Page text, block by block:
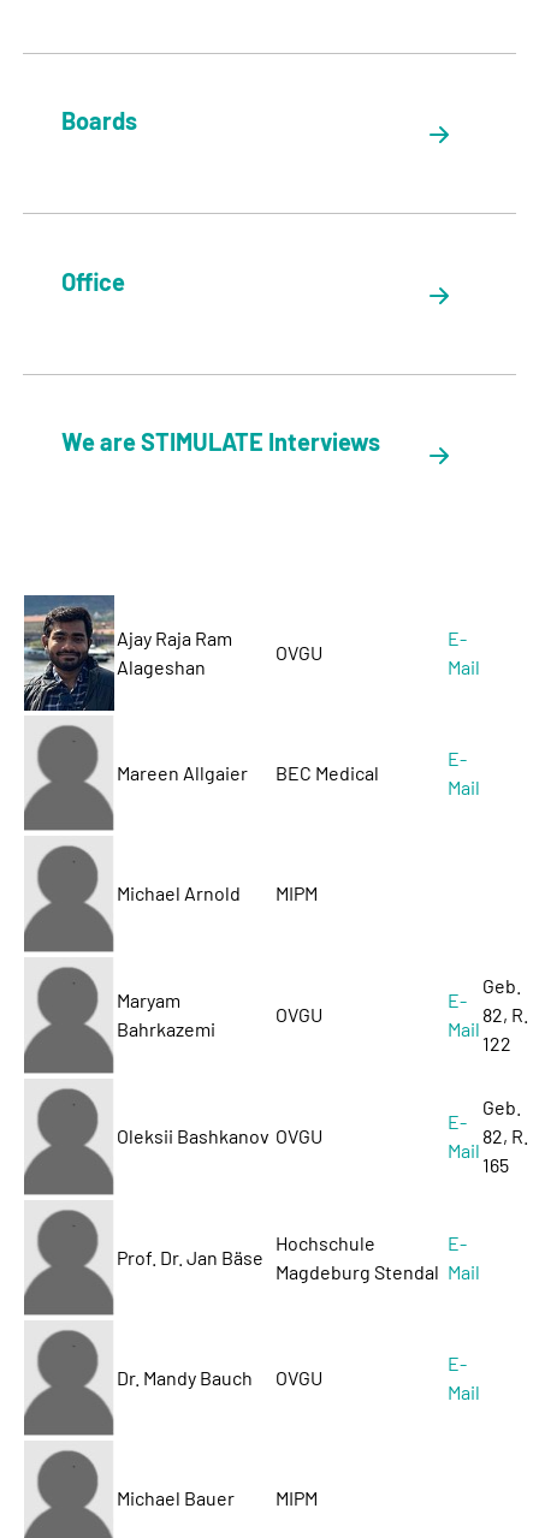
Boards
Office
We are STIMULATE Interviews
Ajay Raja Ram
Alageshan
OVGU
E-
Mail
Mareen Allgaier BEC Medical
E-
Mail
Michael Arnold MIPM
Maryam
Bahrkazemi
OVGU
E-
Mail
Geb.
82, R.
122
Oleksii Bashkanov OVGU
E-
Mail
Geb.
82, R.
165
Prof. Dr. Jan Bäse
Hochschule
Magdeburg Stendal
E-
Mail
Dr. Mandy Bauch OVGU
E-
Mail
Michael Bauer MIPM